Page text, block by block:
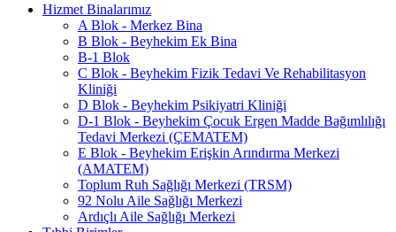
Hizmet Binalarımız
A Blok - Merkez Bina
B Blok - Beyhekim Ek Bina
B-1 Blok
C Blok - Beyhekim Fizik Tedavi Ve Rehabilitasyon
Kliniği
D Blok - Beyhekim Psikiyatri Kliniği
D-1 Blok - Beyhekim Çocuk Ergen Madde Bağımlılığı
Tedavi Merkezi (ÇEMATEM)
E Blok - Beyhekim Erişkin Arındırma Merkezi
(AMATEM)
Toplum Ruh Sağlığı Merkezi (TRSM)
92 Nolu Aile Sağlığı Merkezi
Ardıçlı Aile Sağlığı Merkezi